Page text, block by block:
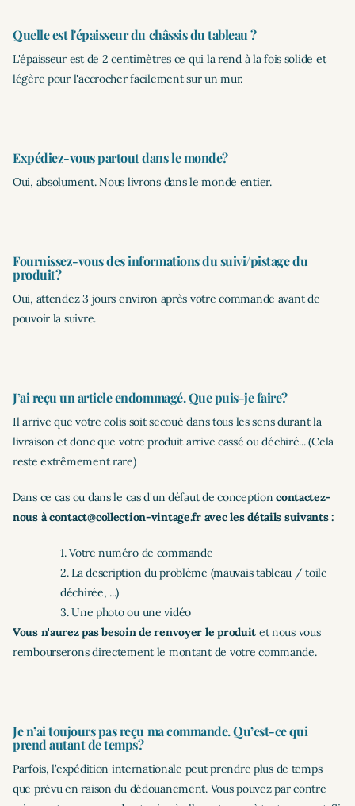
Quelle est l'épaisseur du châssis du tableau ?
L'épaisseur est de 2 centimètres ce qui la rend à la fois solide et
légère pour l'accrocher facilement sur un mur.
Expédiez-vous partout dans le monde?
Oui, absolument. Nous livrons dans le monde entier.
Fournissez-vous des informations du suivi/pistage du
produit?
Oui, attendez 3 jours environ après votre commande avant de
pouvoir la suivre.
J’ai reçu un article endommagé. Que puis-je faire?
Il arrive que votre colis soit secoué dans tous les sens durant la
livraison et donc que votre produit arrive cassé ou déchiré... (Cela
reste extrêmement rare)
Dans ce cas ou dans le cas d'un défaut de conceptioncontactez-
nous à contact@collection-vintage.fr avec les détails suivants :
1. Votre numéro de commande
2. La description du problème (mauvais tableau / toile
déchirée, ...)
3. Une photo ou une vidéo
Vous n'aurez pas besoin de renvoyer le produit et nous vous
rembourserons directement le montant de votre commande.
Je n’ai toujours pas reçu ma commande. Qu’est-ce qui
prend autant de temps?
Parfois, l’expédition internationale peut prendre plus de temps
que prévu en raison du dédouanement. Vous pouvez par contre